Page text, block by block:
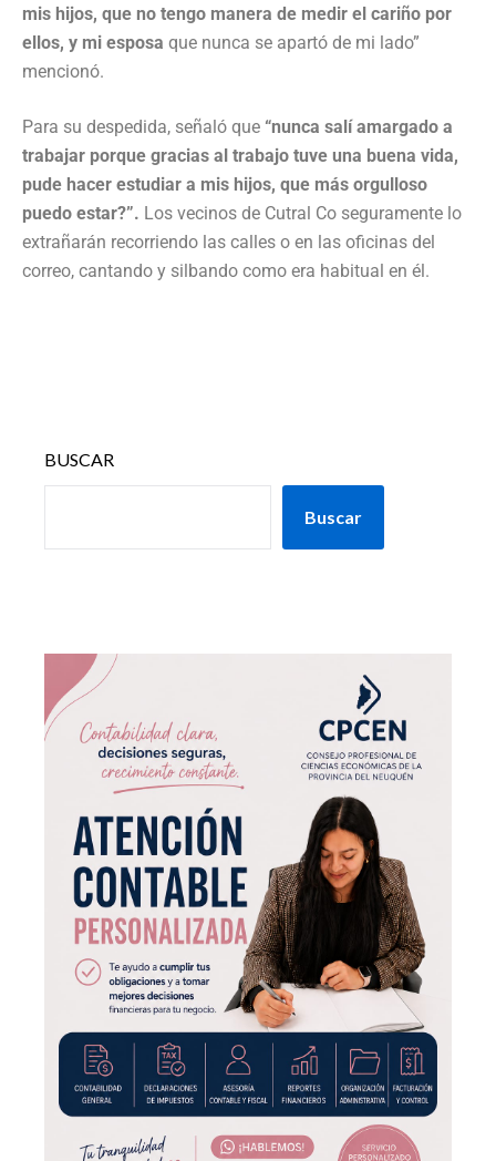
mis hijos, que no tengo manera de medir el cariño por
ellos, y mi esposa que nunca se apartó de mi lado”
mencionó.
Para su despedida, señaló que “nunca salí amargado a
trabajar porque gracias al trabajo tuve una buena vida,
pude hacer estudiar a mis hijos, que más orgulloso
puedo estar?”. Los vecinos de Cutral Co seguramente lo
extrañarán recorriendo las calles o en las oficinas del
correo, cantando y silbando como era habitual en él.
BUSCAR
Buscar